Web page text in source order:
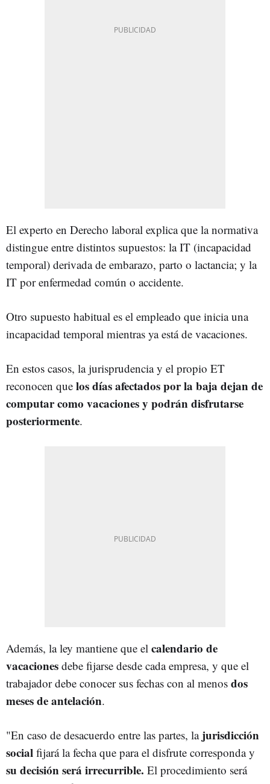
El experto en Derecho laboral explica que la normativa
distingue entre distintos supuestos: la IT (incapacidad
temporal) derivada de embarazo, parto o lactancia; y la
IT por enfermedad común o accidente.
Otro supuesto habitual es el empleado que inicia una
incapacidad temporal mientras ya está de vacaciones.
En estos casos, la jurisprudencia y el propio ET
reconocen que los días afectados por la baja dejan de
computar como vacaciones y podrán disfrutarse
posteriormente.
Además, la ley mantiene que el calendario de
vacaciones debe fijarse desde cada empresa, y que el
trabajador debe conocer sus fechas con al menos dos
meses de antelación.
"En caso de desacuerdo entre las partes, la jurisdicción
social fijará la fecha que para el disfrute corresponda y
su decisión será irrecurrible. El procedimiento será